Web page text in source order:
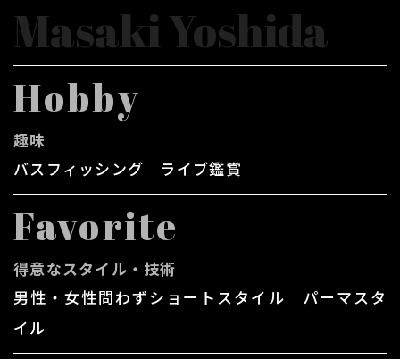
Masaki Yoshida
Hobby
趣味
バスフィッシング ライブ鑑賞
Favorite
得意なスタイル・技術
男性・女性問わずショートスタイル パーマスタ
イル